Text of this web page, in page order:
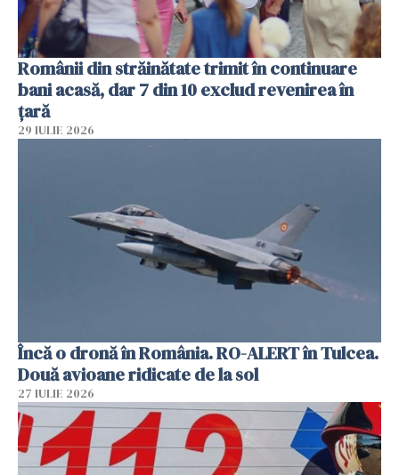
Românii din străinătate trimit în continuare
bani acasă, dar 7 din 10 exclud revenirea în
țară
29 IULIE 2026
Încă o dronă în România. RO-ALERT în Tulcea.
Două avioane ridicate de la sol
27 IULIE 2026